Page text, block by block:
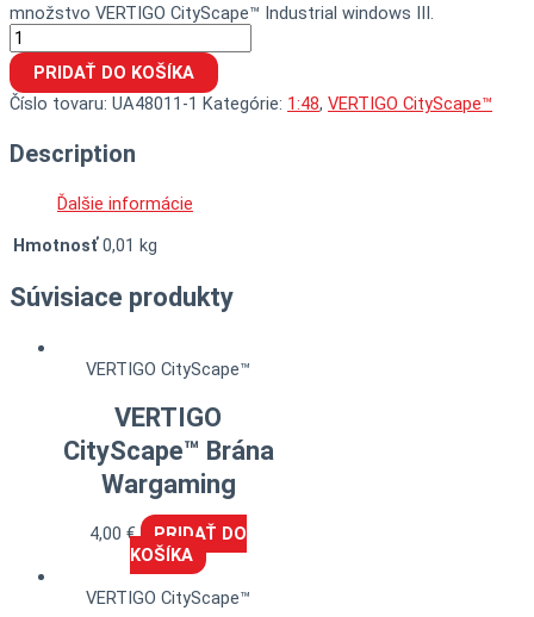
množstvo VERTIGO CityScape™ Industrial windows III.
PRIDAŤ DO KOŠÍKA
Číslo tovaru: UA48011-1 Kategórie: 1:48, VERTIGO CityScape™
Description
Ďalšie informácie
Hmotnosť 0,01 kg
Súvisiace produkty
VERTIGO CityScape™
VERTIGO
CityScape™ Brána
Wargaming
4,00€
PRIDAŤ DO
KOŠÍKA
VERTIGO CityScape™